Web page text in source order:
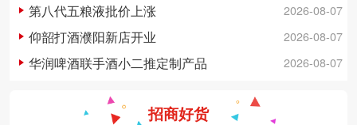
2026-08-07
第八代五粮液批价上涨
2026-08-07
仰韶打酒濮阳新店开业
2026-08-07
华润啤酒联手酒小二推定制产品
招商好货